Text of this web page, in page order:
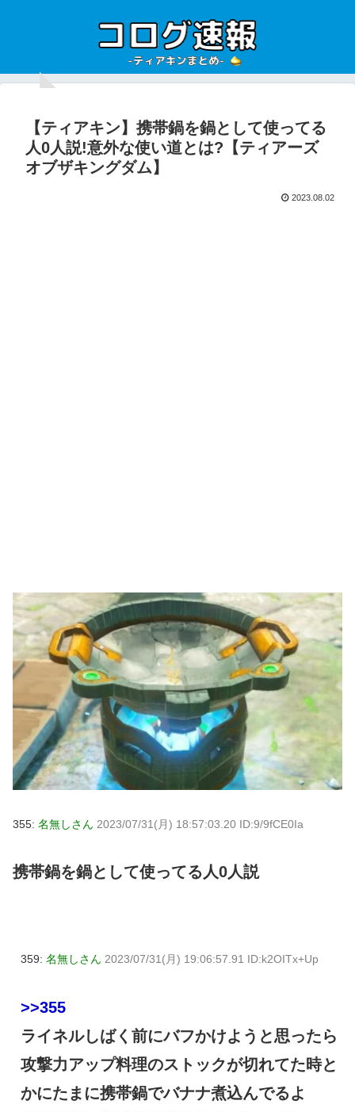
【ティアキン】携帯鍋を鍋として使ってる
人0人説!意外な使い道とは?【ティアーズ
オブザキングダム】
2023.08.02
355: 名無しさん 2023/07/31(月) 18:57:03.20 ID:9/9fCE0Ia
携帯鍋を鍋として使ってる人0人説
359: 名無しさん 2023/07/31(月) 19:06:57.91 ID:k2OITx+Up
>>355
ライネルしばく前にバフかけようと思ったら
攻撃力アップ料理のストックが切れてた時と
かにたまに携帯鍋でバナナ煮込んでるよ